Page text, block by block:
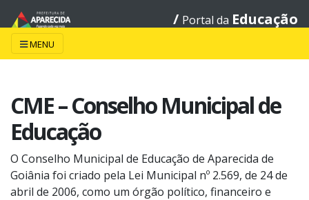
/ Portal da Educação
MENU
CME – Conselho Municipal de
Educação
O Conselho Municipal de Educação de Aparecida de
Goiânia foi criado pela Lei Municipal nº 2.569, de 24 de
abril de 2006, como um órgão político, financeiro e